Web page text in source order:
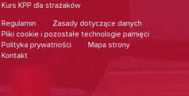
Kurs KPP dla strażaków
Regulamin
Zasady dotyczące danych
Pliki cookie i pozostałe technologie pamięci
Polityka prywatności
Mapa strony
Kontakt